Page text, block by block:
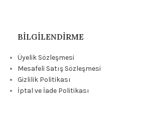
BILGILENDIRME
Üyelik Sözleşmesi
Mesafeli Satış Sözleşmesi
Gizlilik Politikası
İptal ve İade Politikası